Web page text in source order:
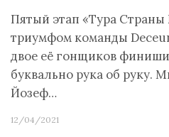
Пятый этап «Тура Страны
триумфом команды
двое её гонщиков
буквально рука об руку.
Йозеф…
12/04/2021